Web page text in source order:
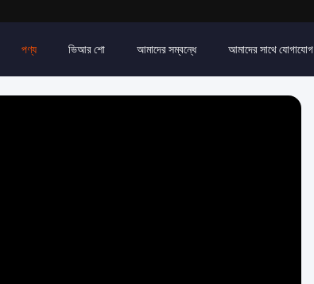
পণ্য ভিআর শো আমাদের সম্বন্ধে আমাদের সাথে যোগাযোগ